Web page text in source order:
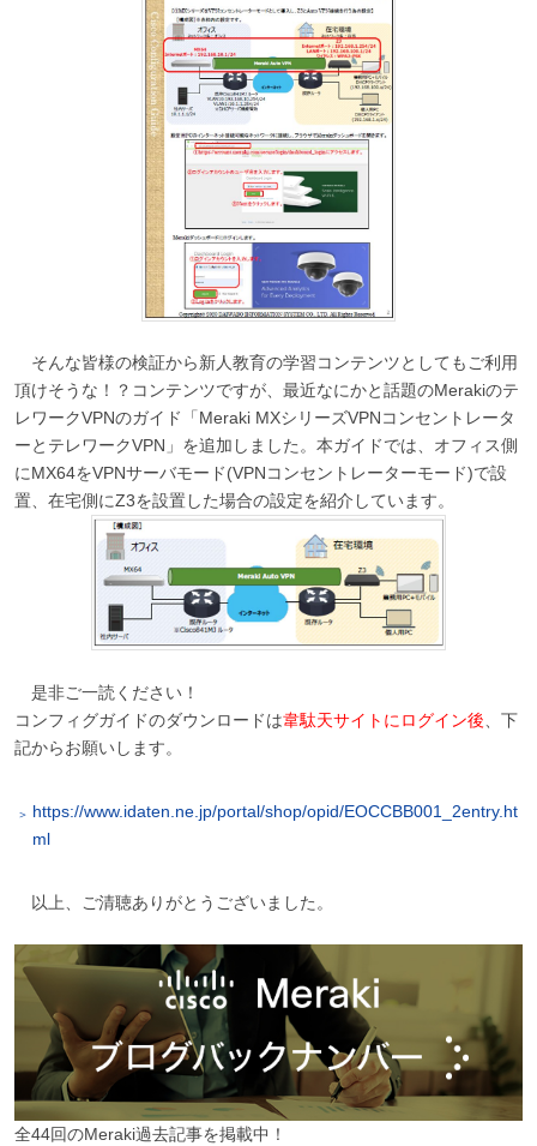
そんな皆様の検証から新人教育の学習コンテンツとしてもご利用
頂けそうな！？コンテンツですが、最近なにかと話題のMerakiのテ
レワークVPNのガイド「Meraki MXシリーズVPNコンセントレータ
ーとテレワークVPN」を追加しました。本ガイドでは、オフィス側
にMX64をVPNサーバモード(VPNコンセントレーターモード)で設
置、在宅側にZ3を設置した場合の設定を紹介しています。
是非ご一読ください！
コンフィグガイドのダウンロードは韋駄天サイトにログイン後 、下
記からお願いします。
https://www.idaten.ne.jp/portal/shop/opid/EOCCBB001_2entry.ht
ml
以上、ご清聴ありがとうございました。
全44回のMeraki過去記事を掲載中！